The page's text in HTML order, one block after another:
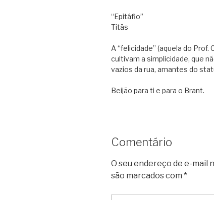
“Epitáfio”
Titãs
A “felicidade” (aquela do
cultivam a simplicidade, que
vazios da rua, amantes do
Beijão para ti e para o Brant.
Comentário
O seu endereço de e-mail
são marcados com *